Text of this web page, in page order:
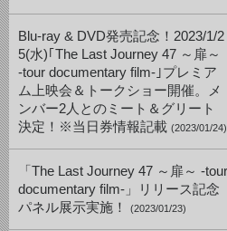
Blu-ray & DVD発売記念！2023/1/2
5(水)｢The Last Journey 47 ～扉～
-tour documentary film-｣プレミア
ム上映会＆トークショー開催。メ
ンバー2人とのミート＆グリート
決定！※当日券情報記載 (2023/01/24)
「The Last Journey 47 ～扉～ -tour
documentary film-」リリース記念
パネル展示実施！
(2023/01/23)